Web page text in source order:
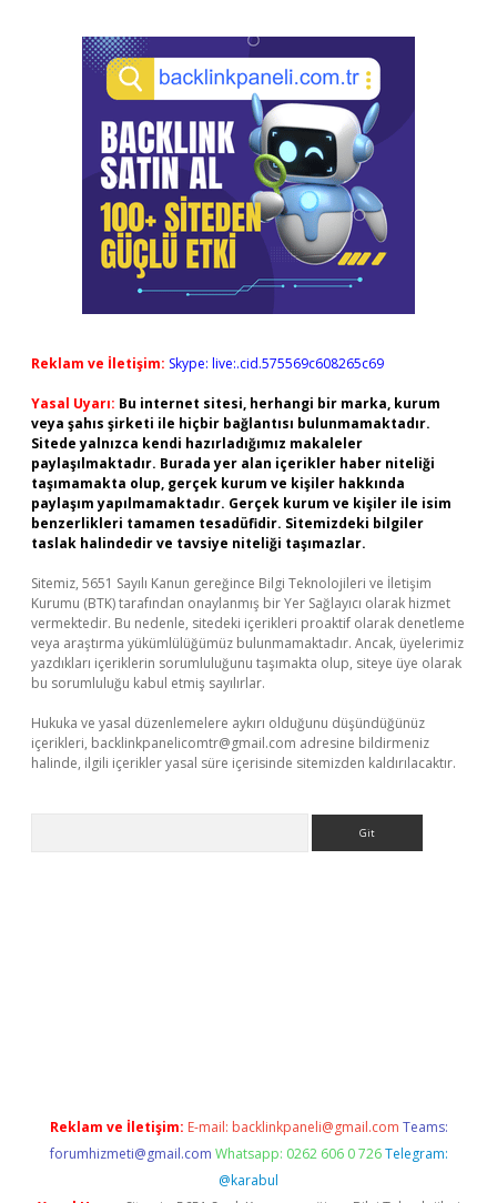
Reklam ve İletişim: Skype: live:.cid.575569c608265c69
Yasal Uyarı: Bu internet sitesi, herhangi bir marka, kurum
veya şahıs şirketi ile hiçbir bağlantısı bulunmamaktadır.
Sitede yalnızca kendi hazırladığımız makaleler
paylaşılmaktadır. Burada yer alan içerikler haber niteliği
taşımamakta olup, gerçek kurum ve kişiler hakkında
paylaşım yapılmamaktadır. Gerçek kurum ve kişiler ile isim
benzerlikleri tamamen tesadüfidir. Sitemizdeki bilgiler
taslak halindedir ve tavsiye niteliği taşımazlar.
Sitemiz, 5651 Sayılı Kanun gereğince Bilgi Teknolojileri ve İletişim
Kurumu (BTK) tarafından onaylanmış bir Yer Sağlayıcı olarak hizmet
vermektedir. Bu nedenle, sitedeki içerikleri proaktif olarak denetleme
veya araştırma yükümlülüğümüz bulunmamaktadır. Ancak, üyelerimiz
yazdıkları içeriklerin sorumluluğunu taşımakta olup, siteye üye olarak
bu sorumluluğu kabul etmiş sayılırlar.
Hukuka ve yasal düzenlemelere aykırı olduğunu düşündüğünüz
içerikleri, backlinkpanelicomtr@gmail.com adresine bildirmeniz
halinde, ilgili içerikler yasal süre içerisinde sitemizden kaldırılacaktır.
Reklam ve İletişim: E-mail: backlinkpaneli@gmail.com Teams:
forumhizmeti@gmail.com Whatsapp: 0262 606 0 726 Telegram:
@karabul